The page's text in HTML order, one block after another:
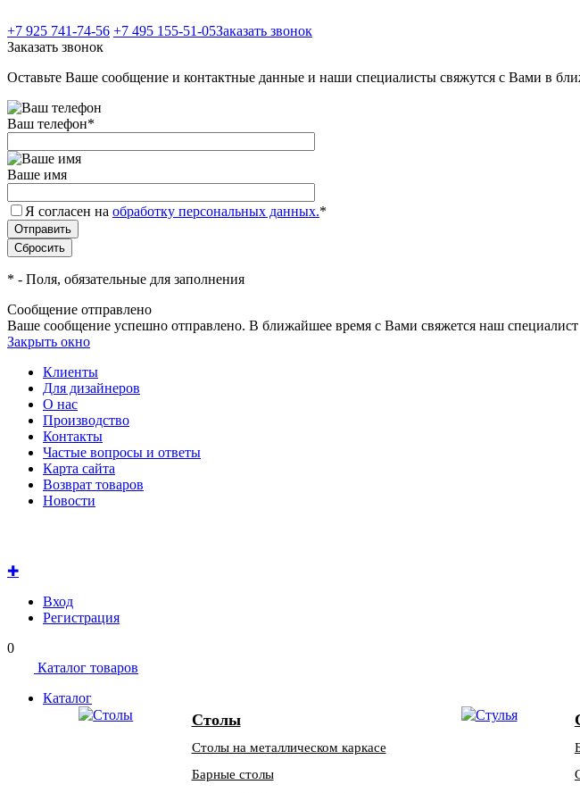
+7 925 741-74-56 +7 495 155-51-05Заказать звонок
Заказать звонок
Оставьте Ваше сообщение и контактные данные и наши специалисты свяжутся с Вами в
Ваш телефон*
Ваше имя
Я согласен на обработку персональных данных.*
* - Поля, обязательные для заполнения
Сообщение отправлено
Ваше сообщение успешно отправлено. В ближайшее время с Вами свяжется наш специалист
Закрыть окно
Клиенты
Для дизайнеров
О нас
Производство
Контакты
Частые вопросы и ответы
Карта сайта
Возврат товаров
Новости
✚
Вход
Регистрация
0
Каталог товаров
Каталог
Столы
Столы на металлическом каркасе
Барные столы